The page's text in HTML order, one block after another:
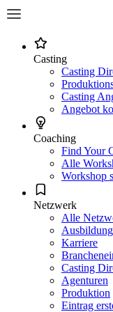
Casting
Casting
Casting
Angebot
Coaching
Find Your
Alle
Workshop
Netzwerk
Alle
Ausbildung
Karriere
Casting
Agenturen
Produktion
Eintrag